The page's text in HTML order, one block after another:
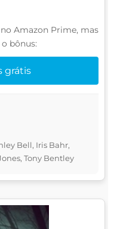
Amazon Prime, mas
bônus:
grátis
Bell, Iris Bahr,
Tony Bentley